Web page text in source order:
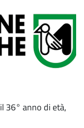
36° anno di età,